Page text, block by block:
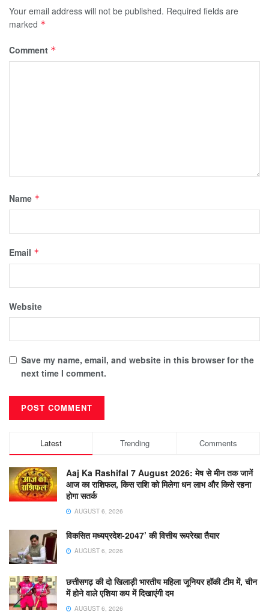
Your email address will not be published. Required fields are
marked *
Comment *
Name *
Email *
Website
Save my name, email, and website in this browser for the
next time I comment.
Latest Trending Comments
Aaj Ka Rashifal 7 August 2026: मेष से मीन तक जानें
आज का राशिफल, किस राशि को मिलेगा धन लाभ और किसे रहना
होगा सतर्क
AUGUST 6, 2026
विकसित मध्यप्रदेश-2047’ की वित्तीय रूपरेखा तैयार
AUGUST 6, 2026
छत्तीसगढ़ की दो खिलाड़ी भारतीय महिला जूनियर हॉकी टीम में, चीन
में होने वाले एशिया कप में दिखाएंगी दम
AUGUST 6, 2026